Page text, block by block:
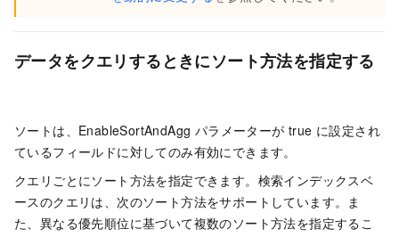
データをクエリするときにソート方法を指定する
ソートは、EnableSortAndAgg パラメーターが true に設定され
ているフィールドに対してのみ有効にできます。
クエリごとにソート方法を指定できます。検索インデックスベ
ースのクエリは、次のソート方法をサポートしています。ま
た、異なる優先順位に基づいて複数のソート方法を指定するこ